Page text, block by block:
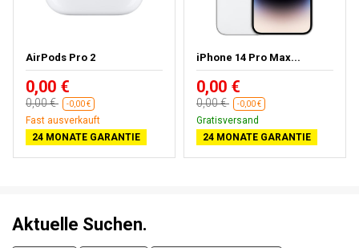
AirPods Pro 2
0,00 €
0,00 € -0,00 €
Fast ausverkauft
24 MONATE GARANTIE
iPhone 14 Pro Max...
0,00 €
0,00 € -0,00 €
Gratisversand
24 MONATE GARANTIE
Aktuelle Suchen.